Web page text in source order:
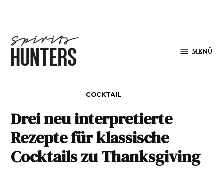
MENÜ
COCKTAIL
Drei neu interpretierte
Rezepte für klassische
Cocktails zu Thanksgiving